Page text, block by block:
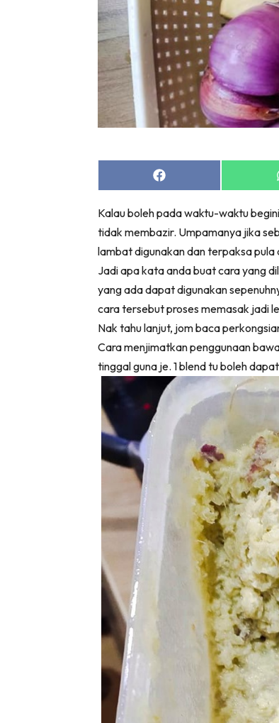
Share
on
Kalau boleh pada waktu-waktu
tidak membazir. Umpamanya jika
lambat digunakan dan terpaksa pula
Jadi apa kata anda buat cara yang
yang ada dapat digunakan
cara tersebut proses memasak jadi
Nak tahu lanjut, jom baca
Cara menjimatkan penggunaan
tinggal guna je. 1 blend tu boleh